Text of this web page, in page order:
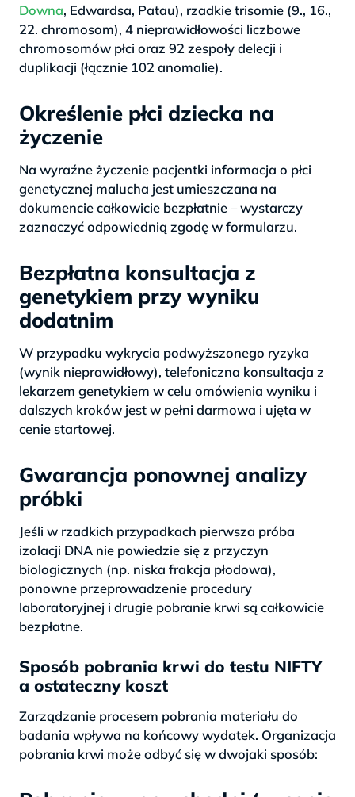
Downa, Edwardsa, Patau), rzadkie trisomie (9., 16.,
22. chromosom), 4 nieprawidłowości liczbowe
chromosomów płci oraz 92 zespoły delecji i
duplikacji (łącznie 102 anomalie).
Określenie płci dziecka na
życzenie
Na wyraźne życzenie pacjentki informacja o płci
genetycznej malucha jest umieszczana na
dokumencie całkowicie bezpłatnie – wystarczy
zaznaczyć odpowiednią zgodę w formularzu.
Bezpłatna konsultacja z
genetykiem przy wyniku
dodatnim
W przypadku wykrycia podwyższonego ryzyka
(wynik nieprawidłowy), telefoniczna konsultacja z
lekarzem genetykiem w celu omówienia wyniku i
dalszych kroków jest w pełni darmowa i ujęta w
cenie startowej.
Gwarancja ponownej analizy
próbki
Jeśli w rzadkich przypadkach pierwsza próba
izolacji DNA nie powiedzie się z przyczyn
biologicznych (np. niska frakcja płodowa),
ponowne przeprowadzenie procedury
laboratoryjnej i drugie pobranie krwi są całkowicie
bezpłatne.
Sposób pobrania krwi do testu NIFTY
a ostateczny koszt
Zarządzanie procesem pobrania materiału do
badania wpływa na końcowy wydatek. Organizacja
pobrania krwi może odbyć się w dwojaki sposób: